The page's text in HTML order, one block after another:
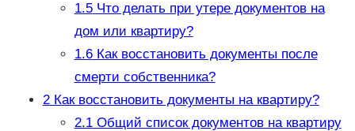
1.5Что делать при утере документов на
дом или квартиру?
1.6Как восстановить документы после
смерти собственника?
2Как восстановить документы на квартиру?
2.1Общий список документов на квартиру